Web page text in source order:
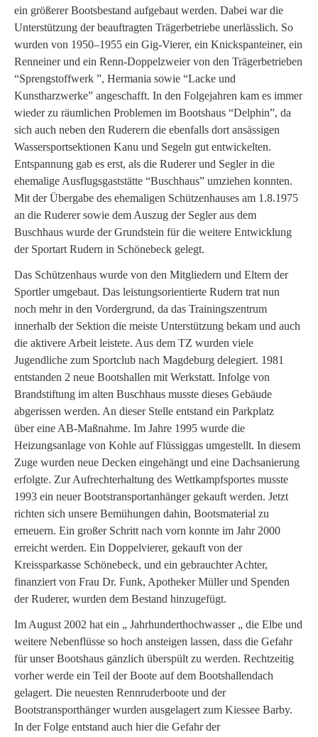
ein größerer Bootsbestand aufgebaut werden. Dabei war die
Unterstützung der beauftragten Trägerbetriebe unerlässlich. So
wurden von 1950–1955 ein Gig-Vierer, ein Knickspanteiner, ein
Renneiner und ein Renn-Doppelzweier von den Trägerbetrieben
“Sprengstoffwerk ”, Hermania sowie “Lacke und
Kunstharzwerke” angeschafft. In den Folgejahren kam es immer
wieder zu räumlichen Problemen im Bootshaus “Delphin”, da
sich auch neben den Ruderern die ebenfalls dort ansässigen
Wassersportsektionen Kanu und Segeln gut entwickelten.
Entspannung gab es erst, als die Ruderer und Segler in die
ehemalige Ausflugsgaststätte “Buschhaus” umziehen konnten.
Mit der Übergabe des ehemaligen Schützenhauses am 1.8.1975
an die Ruderer sowie dem Auszug der Segler aus dem
Buschhaus wurde der Grundstein für die weitere Entwicklung
der Sportart Rudern in Schönebeck gelegt.
Das Schützenhaus wurde von den Mitgliedern und Eltern der
Sportler umgebaut. Das leistungsorientierte Rudern trat nun
noch mehr in den Vordergrund, da das Trainingszentrum
innerhalb der Sektion die meiste Unterstützung bekam und auch
die aktivere Arbeit leistete. Aus dem TZ wurden viele
Jugendliche zum Sportclub nach Magdeburg delegiert. 1981
entstanden 2 neue Bootshallen mit Werkstatt. Infolge von
Brandstiftung im alten Buschhaus musste dieses Gebäude
abgerissen werden. An dieser Stelle entstand ein Parkplatz
über eine AB-Maßnahme. Im Jahre 1995 wurde die
Heizungsanlage von Kohle auf Flüssiggas umgestellt. In diesem
Zuge wurden neue Decken eingehängt und eine Dachsanierung
erfolgte. Zur Aufrechterhaltung des Wettkampfsportes musste
1993 ein neuer Bootstransportanhänger gekauft werden. Jetzt
richten sich unsere Bemühungen dahin, Bootsmaterial zu
erneuern. Ein großer Schritt nach vorn konnte im Jahr 2000
erreicht werden. Ein Doppelvierer, gekauft von der
Kreissparkasse Schönebeck, und ein gebrauchter Achter,
finanziert von Frau Dr. Funk, Apotheker Müller und Spenden
der Ruderer, wurden dem Bestand hinzugefügt.
Im August 2002 hat ein „ Jahrhunderthochwasser „ die Elbe und
weitere Nebenflüsse so hoch ansteigen lassen, dass die Gefahr
für unser Bootshaus gänzlich überspült zu werden. Rechtzeitig
vorher werde ein Teil der Boote auf dem Bootshallendach
gelagert. Die neuesten Rennruderboote und der
Bootstransporthänger wurden ausgelagert zum Kiessee Barby.
In der Folge entstand auch hier die Gefahr der